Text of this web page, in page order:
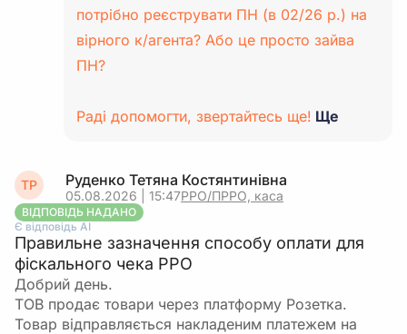
потрібно реєструвати ПН (в 02/26 р.) на
вірного к/агента? Або це просто зайва
ПН?
Раді допомогти, звертайтесь ще! Ще
ТР Руденко Тетяна Костянтинівна
05.08.2026 | 15:47РРО/ПРРО, каса
ВІДПОВІДЬ НАДАНО
Є відповідь АІ
Правильне зазначення способу оплати для
фіскального чека РРО
Добрий день.
ТОВ продає товари через платформу Розетка.
Товар відправляється накладеним платежем на